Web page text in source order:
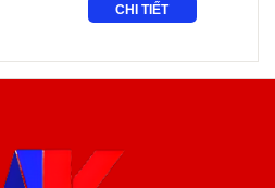
CHI TIẾT